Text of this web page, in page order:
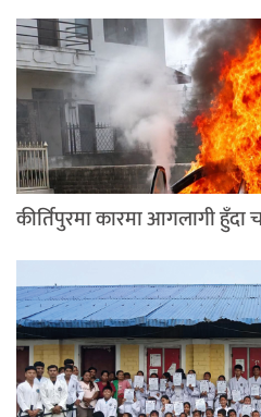
कीर्तिपुरमा कारमा आगलागी